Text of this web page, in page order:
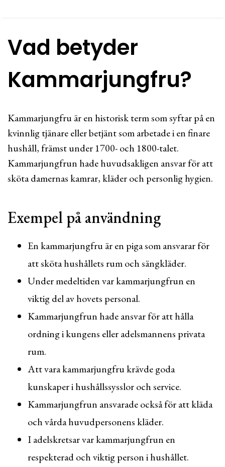
Vad betyder
Kammarjungfru?
Kammarjungfru är en historisk term som syftar på en
kvinnlig tjänare eller betjänt som arbetade i en finare
hushåll, främst under 1700- och 1800-talet.
Kammarjungfrun hade huvudsakligen ansvar för att
sköta damernas kamrar, kläder och personlig hygien.
Exempel på användning
En kammarjungfru är en piga som ansvarar för
att sköta hushållets rum och sängkläder.
Under medeltiden var kammarjungfrun en
viktig del av hovets personal.
Kammarjungfrun hade ansvar för att hålla
ordning i kungens eller adelsmannens privata
rum.
Att vara kammarjungfru krävde goda
kunskaper i hushållssysslor och service.
Kammarjungfrun ansvarade också för att kläda
och vårda huvudpersonens kläder.
I adelskretsar var kammarjungfrun en
respekterad och viktig person i hushållet.